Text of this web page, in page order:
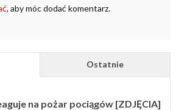
, aby móc dodać komentarz.
Ostatnie
na pożar pociągów [ZDJĘCIA]